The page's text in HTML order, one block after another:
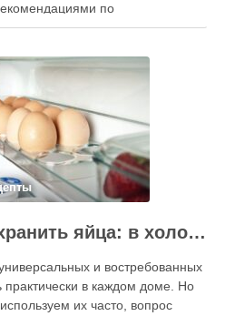
по
от печатных изданий,
блюд и добавлять новые
Как правильно хранить яйца: в холодильнике или на полке?
и востребованных
практически в каждом доме. Но
их часто, вопрос